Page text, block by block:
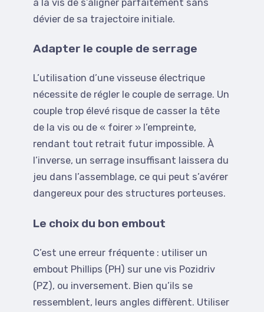
à la vis de s’aligner parfaitement sans
dévier de sa trajectoire initiale.
Adapter le couple de serrage
L’utilisation d’une visseuse électrique
nécessite de régler le couple de serrage. Un
couple trop élevé risque de casser la tête
de la vis ou de « foirer » l’empreinte,
rendant tout retrait futur impossible. À
l’inverse, un serrage insuffisant laissera du
jeu dans l’assemblage, ce qui peut s’avérer
dangereux pour des structures porteuses.
Le choix du bon embout
C’est une erreur fréquente : utiliser un
embout Phillips (PH) sur une vis Pozidriv
(PZ), ou inversement. Bien qu’ils se
ressemblent, leurs angles diffèrent. Utiliser